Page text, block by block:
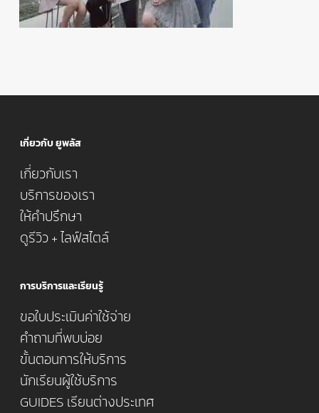
เกี่ยวกับ ยูพลัส
เกี่ยวกับเรา
บริการของเรา
ให้คำปรึกษา
ดูรีวิว + ไลฟ์สไตล์
การบริการและเรียนรู้
ขอใบประเมินค่าใช้จ่าย
คำถามที่พบบ่อย
ขั้นตอนการให้บริการ
นักเรียนผู้ใช้บริการ
GUIDES เรียนต่างประเทศ